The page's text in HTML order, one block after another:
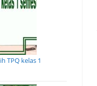
TPQ kelas 1